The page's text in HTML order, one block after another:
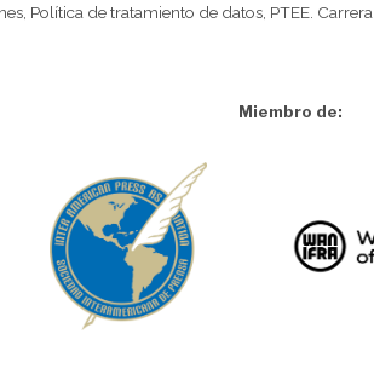
Política de tratamiento de datos PTEE.
Miembro de: